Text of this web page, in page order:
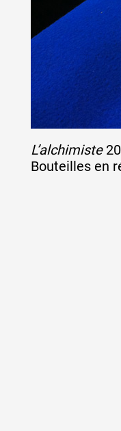
L’alchimiste
Bouteilles en